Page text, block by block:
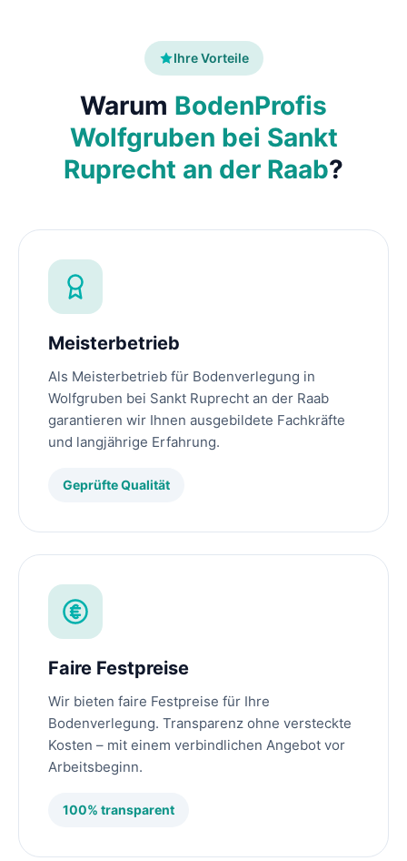
Ihre Vorteile
Warum BodenProfis
Wolfgruben bei Sankt
Ruprecht an der Raab?
Meisterbetrieb
Als Meisterbetrieb für Bodenverlegung in
Wolfgruben bei Sankt Ruprecht an der Raab
garantieren wir Ihnen ausgebildete Fachkräfte
und langjährige Erfahrung.
Geprüfte Qualität
Faire Festpreise
Wir bieten faire Festpreise für Ihre
Bodenverlegung. Transparenz ohne versteckte
Kosten – mit einem verbindlichen Angebot vor
Arbeitsbeginn.
100% transparent